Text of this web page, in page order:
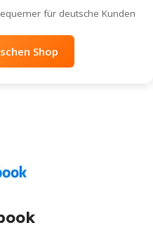
für deutsche Kunden
Shop